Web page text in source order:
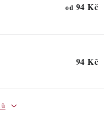
od 94 Kč
94 Kč